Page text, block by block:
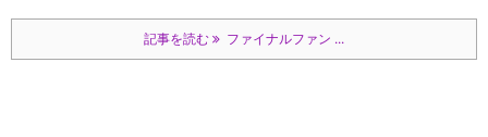
記事を読む ファイナルファン ...